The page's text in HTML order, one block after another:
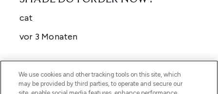
We use cookies and other tracking tools on this site, which
may be provided by third parties, to operate and secure our